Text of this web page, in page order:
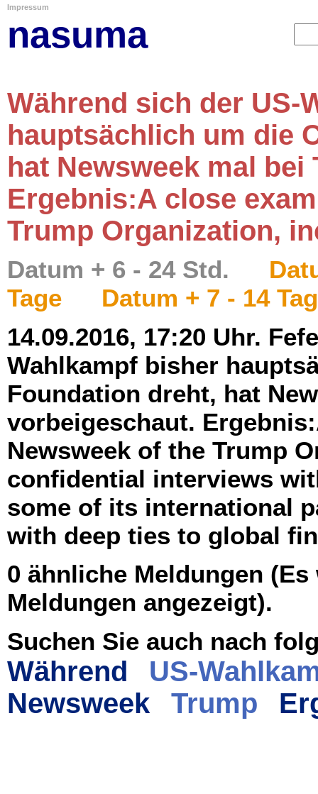
Impressum
nasuma
Während sich der US-
hauptsächlich um die
hat Newsweek mal
Ergebnis:A close
Trump Organization,
Datum + 6 - 24 Std.
Tage
Datum + 7 - 14
14.09.2016, 17:20 Uhr.
Wahlkampf bisher
Foundation dreht, hat
vorbeigeschaut.
Newsweek of the Trump
confidential interviews
some of its international
with deep ties to global
0 ähnliche Meldungen
Meldungen angezeigt).
Suchen Sie auch nach
Während
US-
Newsweek
Trump